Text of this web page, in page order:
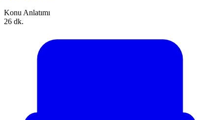
Konu Anlatımı
26 dk.